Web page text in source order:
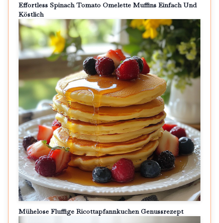
Effortless Spinach Tomato Omelette Muffins Einfach Und
Köstlich
Mühelose Fluffige Ricottapfannkuchen Genussrezept